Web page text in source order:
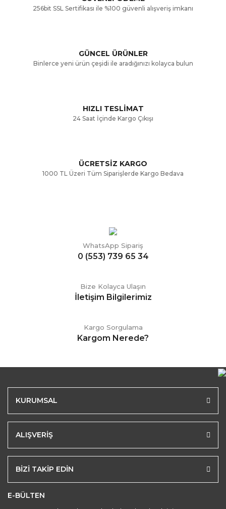
Ürün resmi kalitesiz, bozuk veya görüntülenemiyor.
Ürün bilgilerinde hatalar bulunuyor.
Gönder
256bit SSL Sertifikası ile %100 güvenli alışveriş imkanı
GÜNCEL ÜRÜNLER
Binlerce yeni ürün çeşidi ile aradığınızı kolayca bulun
HIZLI TESLİMAT
24 Saat İçinde Kargo Çıkışı
ÜCRETSİZ KARGO
1000 TL Üzeri Tüm Siparişlerde Kargo Bedava
WhatsApp Sipariş
0 (553) 739 65 34
Bize Kolayca Ulaşın
İletişim Bilgilerimiz
Kargo Sorgulama
Kargom Nerede?
KURUMSAL
ALIŞVERİŞ
BİZİ TAKİP EDİN
E-BÜLTEN